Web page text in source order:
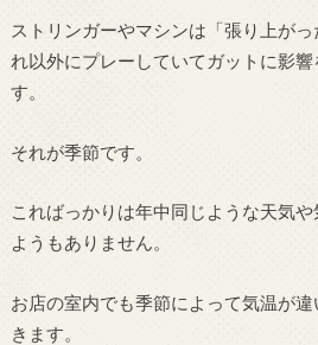
ストリンガーやマシンは「張り上が
れ以外にプレーしていてガットに影
す。
それが季節です。
こればっかりは年中同じような天気
ようもありません。
お店の室内でも季節によって気温が
きます。